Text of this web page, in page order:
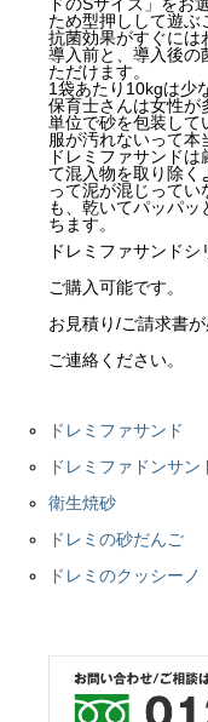
ドのSサイズ」をお
ため型押しして遊ぶ
抗菌効果がすぐには
導入前と、導入後の
ただけます。
1袋あたり10kgは少
保育士さんは女性が
単位で砂を包装して
服が汚れないって本
ドレミファサンド
て混入物を取り除く
って泥が混じって
も、乾いてパッパ
ちます。
ドレミファサンド
ご購入可能です。
お見積り/ご請求書
ご連絡ください。
ドレミファサンド
ドレミファドンサン
衛生焼砂
ドレミの砂だんご
ドレミのクッシーノ